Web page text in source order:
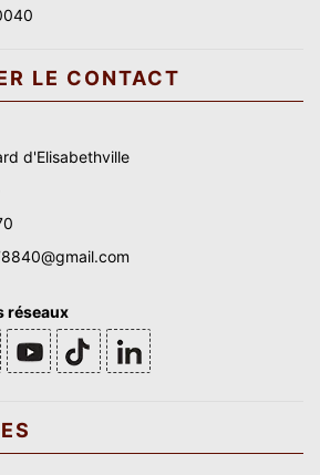
LE CONTACT
d'Elisabethville
réseaux